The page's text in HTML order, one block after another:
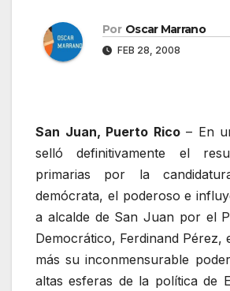
Por Oscar Marrano
FEB 28, 2008
San Juan, Puerto Rico– En
selló definitivamente el
primarias por la
demócrata, el poderoso e
a alcalde de San Juan por el
Democrático, Ferdinand Pérez,
más su inconmensurable
altas esferas de la política de